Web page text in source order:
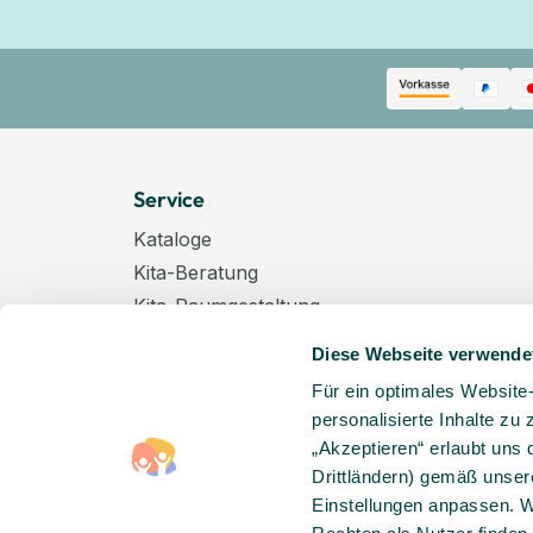
Diese Webseite
Für ein optimales
personalisierte Inhalte zu
„Akzeptieren“ erlaubt
Drittländern) gemäß
Einstellungen anpassen.
Service
Kataloge
Kita-Beratung
Kita-Raumgestaltung
Windelpauschale
Kindertagespflege
Hinweise zur Batterieentsorgung